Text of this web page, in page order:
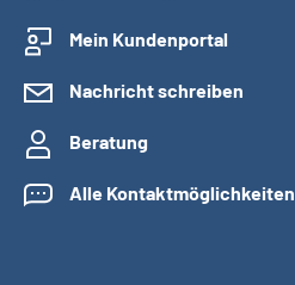
Mein Kundenportal
Nachricht schreiben
Beratung
Alle Kontaktmöglichkeiten